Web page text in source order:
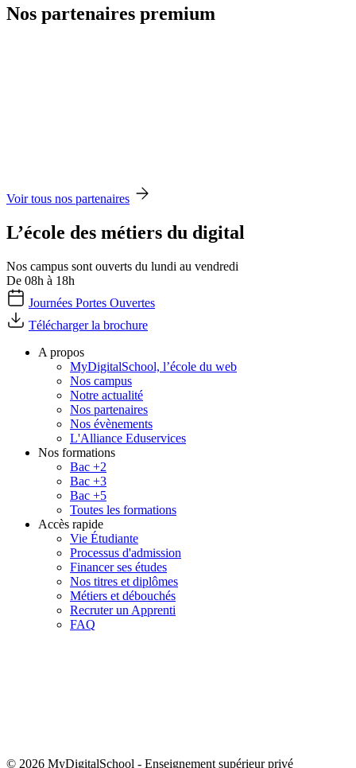
Nos partenaires premium
Voir tous nos partenaires
L’école des métiers du digital
Nos campus sont ouverts du lundi au vendredi
De 08h à 18h
Journées Portes Ouvertes
Télécharger la brochure
A propos
MyDigitalSchool, l’école du web
Nos campus
Notre actualité
Nos partenaires
Nos évènements
L'Alliance Eduservices
Nos formations
Bac +2
Bac +3
Bac +5
Toutes les formations
Accès rapide
Vie Étudiante
Processus d'admission
Financer ses études
Nos titres et diplômes
Métiers et débouchés
Recruter un Apprenti
FAQ
© 2026 MyDigitalSchool - Enseignement supérieur privé